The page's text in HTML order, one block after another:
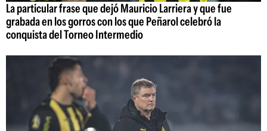
La particular frase que dejó Mauricio Larriera y que fue
grabada en los gorros con los que Peñarol celebró la
conquista del Torneo Intermedio